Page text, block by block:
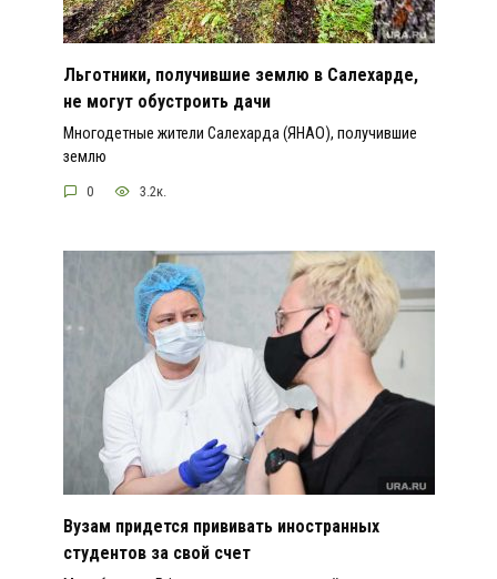
Льготники, получившие землю в Салехарде,
не могут обустроить дачи
Многодетные жители Салехарда (ЯНАО), получившие
землю
0 3.2к.
Вузам придется прививать иностранных
студентов за свой счет